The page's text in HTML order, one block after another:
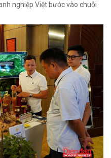
nghiệp Việt bước vào chuỗi